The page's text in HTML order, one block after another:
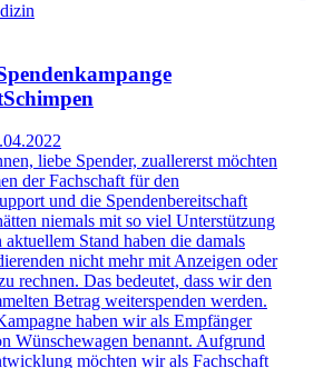
liebe Spender, zuallererst möchten
der Fachschaft für den
und die Spendenbereitschaft
niemals mit so viel Unterstützung
aktuellem Stand haben die damals
nicht mehr mit Anzeigen oder
rechnen. Das bedeutet, dass wir den
Betrag weiterspenden werden.
haben wir als Empfänger
Wünschewagen benannt. Aufgrund
möchten wir als Fachschaft